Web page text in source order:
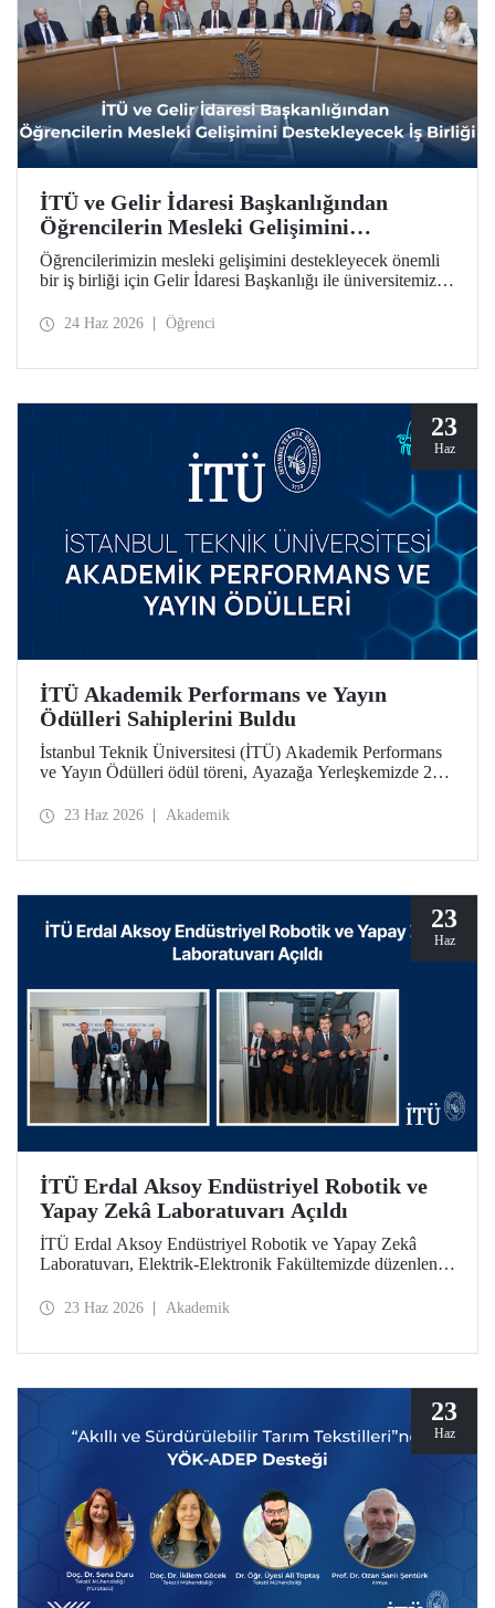
İTÜ ve Gelir İdaresi Başkanlığından
Öğrencilerin Mesleki Gelişimini
Destekleyecek İş Birliği
Öğrencilerimizin mesleki gelişimini destekleyecek önemli
bir iş birliği için Gelir İdaresi Başkanlığı ile üniversitemiz
24 Haz 2026 Öğrenci
23
Haz
İTÜ Akademik Performans ve Yayın
Ödülleri Sahiplerini Buldu
İstanbul Teknik Üniversitesi (İTÜ) Akademik Performans
ve Yayın Ödülleri ödül töreni, Ayazağa Yerleşkemizde 22
23 Haz 2026 Akademik
23
Haz
İTÜ Erdal Aksoy Endüstriyel Robotik ve
Yapay Zekâ Laboratuvarı Açıldı
İTÜ Erdal Aksoy Endüstriyel Robotik ve Yapay Zekâ
Laboratuvarı, Elektrik-Elektronik Fakültemizde düzenlenen
23 Haz 2026 Akademik
23
Haz